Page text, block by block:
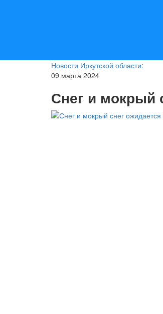
Новости Иркутской области:
09 марта 2024
Снег и мокрый